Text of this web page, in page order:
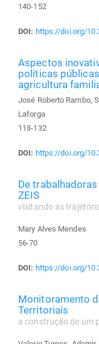
140-152
DOI: https://doi.org/
Aspectos
políticas
agricultura
José Roberto Rambo,
Laforga
118-132
DOI: https://doi.org/
De
ZEIS
visitando as
Mary Alves Mendes
56-70
DOI: https://doi.org/
Monitoramento
Territoriais
a construção de um